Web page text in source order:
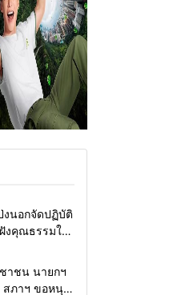
มะ-พระเครื่อง
งนอกจัดปฏิบัติ
งคุณธรรมให้
รอบรั้วทั่วไทย
าชน นายกฯ
สภาฯ ขอหนุน